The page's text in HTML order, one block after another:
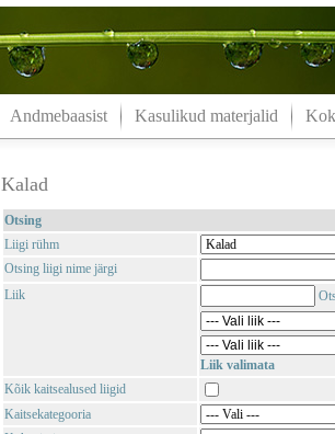
Andmebaasist Kasulikud materjalid
Kalad
Otsing
Liigi rühm
Otsing liigi nime järgi
Liik
Liik valimata
Kõik kaitsealused liigid
Kaitsekategooria